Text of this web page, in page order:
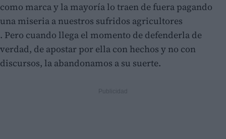
como marca y la mayoría lo traen de fuera pagando
una miseria a nuestros sufridos agricultores
. Pero cuando llega el momento de defenderla de
verdad, de apostar por ella con hechos y no con
discursos, la abandonamos a su suerte.